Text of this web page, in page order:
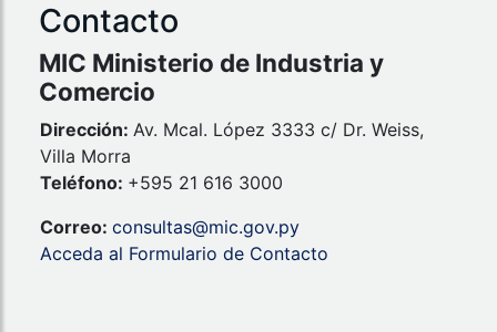
Contacto
MIC Ministerio de Industria y
Comercio
Dirección: Av. Mcal. López 3333 c/ Dr. Weiss,
Villa Morra
Teléfono: +595 21 616 3000
Correo: consultas@mic.gov.py
Acceda al Formulario de Contacto